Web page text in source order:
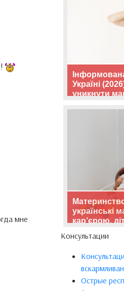
мне
Україні
уникнути
українські
кар’єрою,
Консультации
Острые